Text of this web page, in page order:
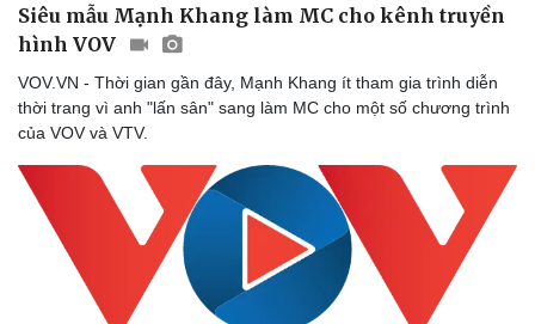
Nam khoa
Làm đẹp - giảm cân
Phòng mạch online
Ăn sạch sống khỏe
Siêu mẫu Mạnh Khang làm MC cho kênh truyền
hình VOV
VOV.VN - Thời gian gần đây, Mạnh Khang ít tham gia trình diễn
thời trang vì anh "lấn sân" sang làm MC cho một số chương trình
của VOV và VTV.